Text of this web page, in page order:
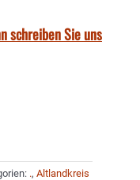
schreiben Sie uns
., Altlandkreis